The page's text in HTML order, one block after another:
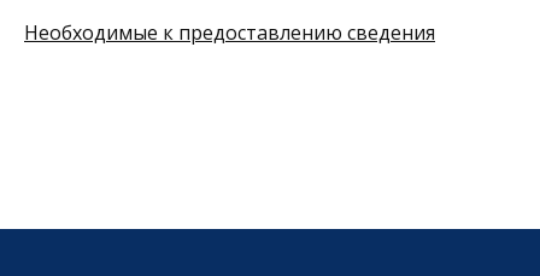
Необходимые к предоставлению сведения